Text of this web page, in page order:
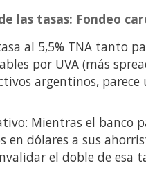
las tasas: Fondeo
al 5,5% TNA tanto
por UVA (más
argentinos,
Mientras el banco
en dólares a sus
el doble de esa